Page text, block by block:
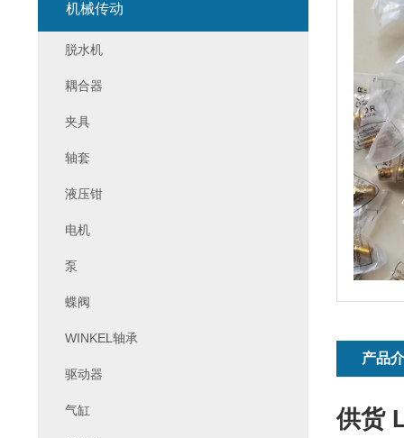
产品
供货
机械传动
脱水机
耦合器
夹具
轴套
液压钳
电机
泵
蝶阀
WINKEL轴承
驱动器
气缸